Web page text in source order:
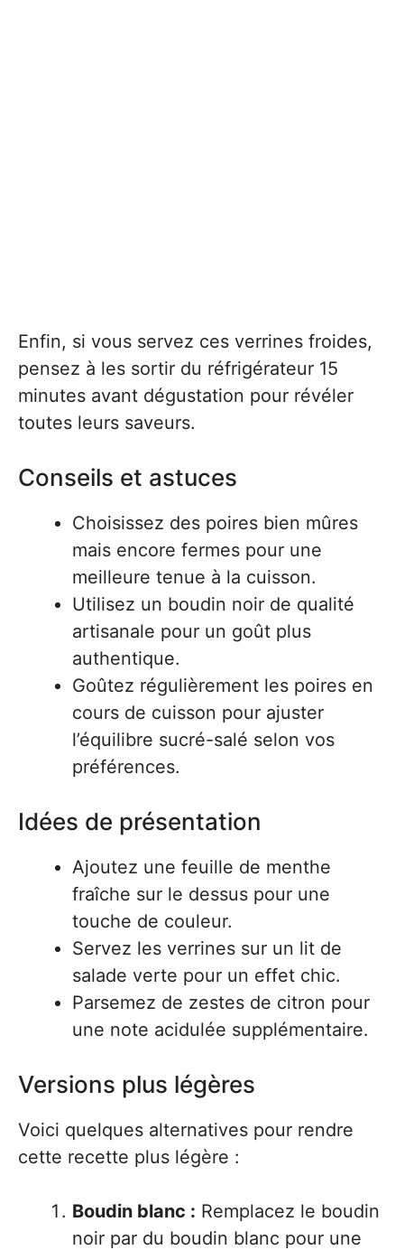
Enfin, si vous servez ces verrines froides,
pensez à les sortir du réfrigérateur 15
minutes avant dégustation pour révéler
toutes leurs saveurs.
Conseils et astuces
Choisissez des poires bien mûres
mais encore fermes pour une
meilleure tenue à la cuisson.
Utilisez un boudin noir de qualité
artisanale pour un goût plus
authentique.
Goûtez régulièrement les poires en
cours de cuisson pour ajuster
l’équilibre sucré-salé selon vos
préférences.
Idées de présentation
Ajoutez une feuille de menthe
fraîche sur le dessus pour une
touche de couleur.
Servez les verrines sur un lit de
salade verte pour un effet chic.
Parsemez de zestes de citron pour
une note acidulée supplémentaire.
Versions plus légères
Voici quelques alternatives pour rendre
cette recette plus légère :
Boudin blanc : Remplacez le boudin
noir par du boudin blanc pour une